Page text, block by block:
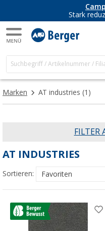
Stark
Marken AT industries (1)
FILTER
AT INDUSTRIES
Sortieren: